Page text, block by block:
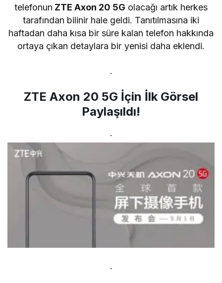
telefonun ZTE Axon 20 5G olacağı artık herkes
tarafından bilinir hale geldi. Tanıtılmasına iki
haftadan daha kısa bir süre kalan telefon hakkında
ortaya çıkan detaylara bir yenisi daha eklendi.
.
ZTE Axon 20 5G İçin İlk Görsel
Paylaşıldı!
.
.